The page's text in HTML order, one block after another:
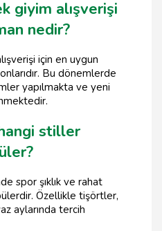
giyim alışverişi
nedir?
için en uygun
Bu dönemlerde
yapılmakta ve yeni
stiller
spor şıklık ve rahat
Özellikle tişörtler,
aylarında tercih